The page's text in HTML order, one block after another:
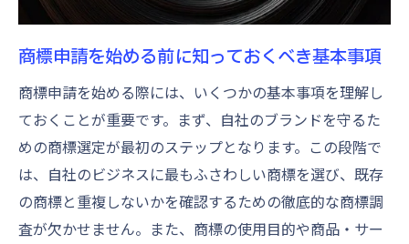
商標調査の重要性とその手順
商標調査の基本的なステップを理解する
特許庁データベースを活用した商標調査法
商標調査で見逃してはいけないポイント
成功する商標調査のコツとツール
商標調査結果を申請戦略に活かす方法
スムーズな商標登録へ導く出願書類の準備
商標申請を始める前に知っておくべき基本事項
商標申請を始める際には、いくつかの基本事項を理解し
ておくことが重要です。まず、自社のブランドを守るた
めの商標選定が最初のステップとなります。この段階で
は、自社のビジネスに最もふさわしい商標を選び、既存
の商標と重複しないかを確認するための徹底的な商標調
査が欠かせません。また、商標の使用目的や商品・サー